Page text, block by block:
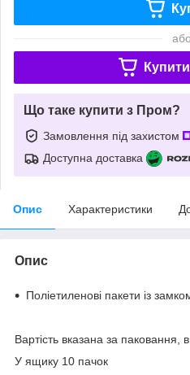
або
Що таке купити з Пром?
Замовлення під захистом
Доступна доставка
Опис Характеристики
Опис
Поліетиленові пакети із
Вартість вказана за паковання,
У ящику 10 пачок